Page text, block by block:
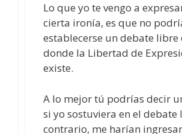
Lo que yo te vengo a
cierta ironía, es que no
establecerse un debate libre
donde la Libertad de
existe.
A lo mejor tú podrías decir
si yo sostuviera en el debate
contrario, me harían